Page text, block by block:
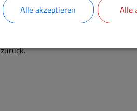
in erster Linie an die Zeit des siebten
und Wunibald sowie deren
So geht auch der Name der
zurück.
Alle akzeptieren Alle